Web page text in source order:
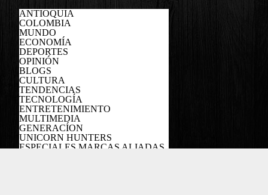
ANTIOQUIA
COLOMBIA
MUNDO
ECONOMÍA
DEPORTES
OPINIÓN
BLOGS
CULTURA
TENDENCIAS
TECNOLOGÍA
ENTRETENIMIENTO
MULTIMEDIA
GENERACÍON
UNICORN HUNTERS
ESPECIALES MARCAS ALIADAS